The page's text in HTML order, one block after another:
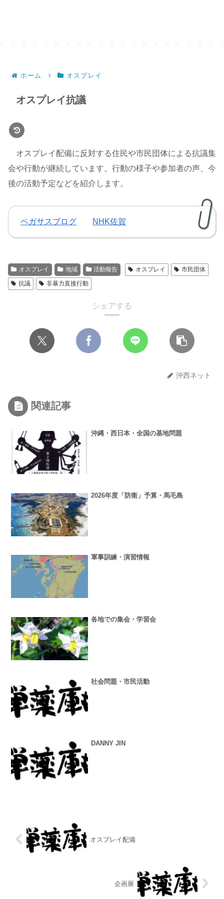
ホーム オスプレイ
オスプレイ抗議
オスプレイ配備に反対する住民や市民団体による抗議集
会や行動が継続しています。行動の様子や参加者の声、今
後の活動予定などを紹介します。
ペガサスブログ NHK佐賀
オスプレイ 地域 活動報告 オスプレイ
市民団体
抗議
非暴力直接行動
シェアする
沖西ネット
関連記事
沖縄・西日本・全国の基地問題
2026年度「防衛」予算・馬毛島
軍事訓練・演習情報
各地での集会・学習会
社会問題・市民活動
DANNY JIN
オスプレイ配備
企画展